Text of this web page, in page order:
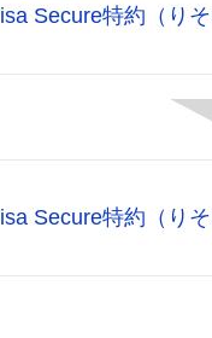
Secure特約（り
Secure特約（り